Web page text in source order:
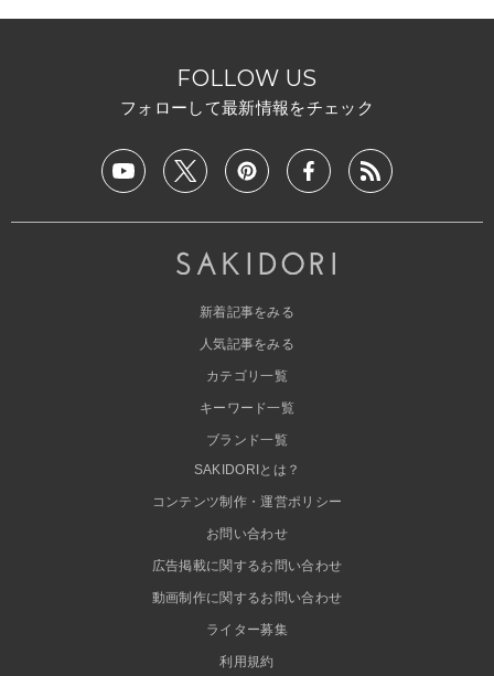
FOLLOW US
フォローして最新情報をチェック
新着記事をみる
人気記事をみる
カテゴリ一覧
キーワード一覧
ブランド一覧
SAKIDORIとは？
コンテンツ制作・運営ポリシー
お問い合わせ
広告掲載に関するお問い合わせ
動画制作に関するお問い合わせ
ライター募集
利用規約